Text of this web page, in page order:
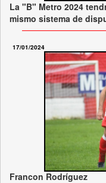
La "B" Metro 2024
mismo sistema de
17/01/2024
Francon Rodríguez